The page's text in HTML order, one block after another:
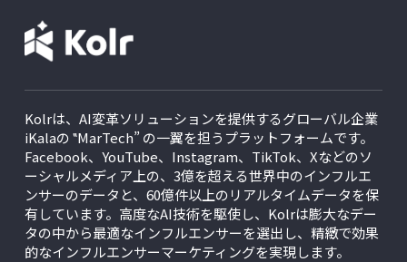
Kolrは、AI変革ソリューションを提供するグローバル企業
iKalaの ‟MarTech” の一翼を担うプラットフォームです。
Facebook、YouTube、Instagram、TikTok、Xなどのソ
ーシャルメディア上の、3億を超える世界中のインフルエ
ンサーのデータと、60億件以上のリアルタイムデータを保
有しています。高度なAI技術を駆使し、Kolrは膨大なデー
タの中から最適なインフルエンサーを選出し、精緻で効果
的なインフルエンサーマーケティングを実現します。